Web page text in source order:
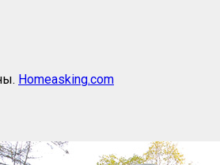
Homeasking.com